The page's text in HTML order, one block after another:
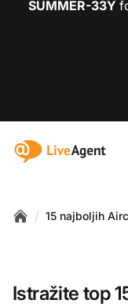
SUMMER-33Y
:site.title
/ 15 najboljih
Istražite top